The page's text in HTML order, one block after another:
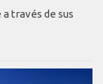
través de sus